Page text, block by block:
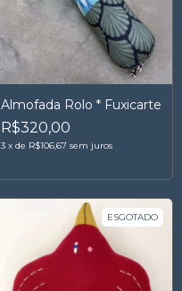
Almofada Rolo * Fuxicarte
R$320,00
3 x de R$106,67 sem juros
ESGOTADO